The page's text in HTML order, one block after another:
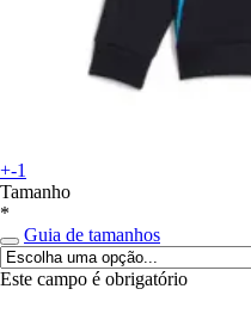
+-1
Tamanho
*
Guia de tamanhos
Este campo é obrigatório